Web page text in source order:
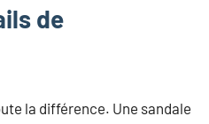
de
la différence. Une sandale